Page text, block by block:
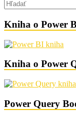
Kniha o Power
Kniha o Power
Power Query